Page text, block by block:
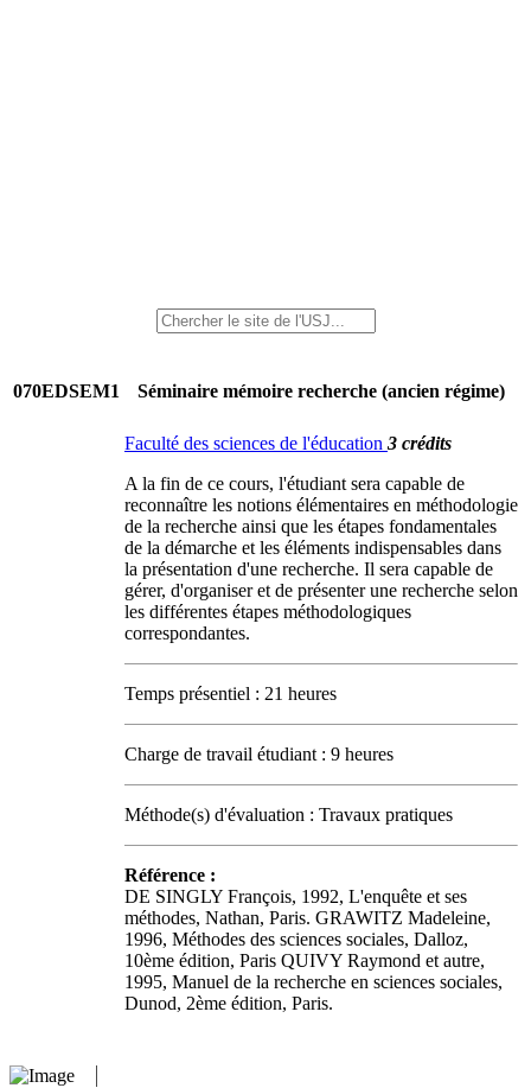
070EDSEM1 Séminaire mémoire recherche (ancien régime)
Faculté des sciences de l'éducation 3 crédits
A la fin de ce cours, l'étudiant sera capable de
reconnaître les notions élémentaires en méthodologie
de la recherche ainsi que les étapes fondamentales
de la démarche et les éléments indispensables dans
la présentation d'une recherche. Il sera capable de
gérer, d'organiser et de présenter une recherche selon
les différentes étapes méthodologiques
correspondantes.
Temps présentiel : 21 heures
Charge de travail étudiant : 9 heures
Méthode(s) d'évaluation : Travaux pratiques
Référence :
DE SINGLY François, 1992, L'enquête et ses
méthodes, Nathan, Paris. GRAWITZ Madeleine,
1996, Méthodes des sciences sociales, Dalloz,
10ème édition, Paris QUIVY Raymond et autre,
1995, Manuel de la recherche en sciences sociales,
Dunod, 2ème édition, Paris.